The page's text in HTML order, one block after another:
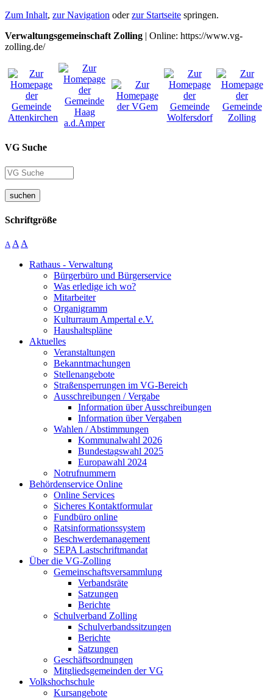
Zum Inhalt, zur Navigation oderzur Startseite springen.
Verwaltungsgemeinschaft Zolling | Online: https://www.vg-
zolling.de/
VG Suche
suchen
Schriftgröße
A A A
Rathaus - Verwaltung
Bürgerbüro und Bürgerservice
Was erledige ich wo?
Mitarbeiter
Organigramm
Kulturraum Ampertal e.V.
Haushaltspläne
Aktuelles
Veranstaltungen
Bekanntmachungen
Stellenangebote
Straßensperrungen im VG-Bereich
Ausschreibungen / Vergabe
Information über Ausschreibungen
Information über Vergaben
Wahlen / Abstimmungen
Kommunalwahl 2026
Bundestagswahl 2025
Europawahl 2024
Notrufnummern
Behördenservice Online
Online Services
Sicheres Kontaktformular
Fundbüro online
Ratsinformationssystem
Beschwerdemanagement
SEPA Lastschriftmandat
Über die VG-Zolling
Gemeinschaftsversammlung
Verbandsräte
Satzungen
Berichte
Schulverband Zolling
Schulverbandssitzungen
Berichte
Satzungen
Geschäftsordnungen
Mitgliedsgemeinden der VG
Volkshochschule
Kursangebote